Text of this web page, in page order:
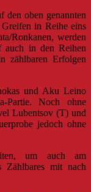
den oben genannten
in Reihe eins
Ronkanen, werden
auch in den Reihen
zählbaren Erfolgen
und Aku Leino
Partie. Noch ohne
Lubentsov (T) und
jedoch ohne
um auch am
Zählbares mit nach